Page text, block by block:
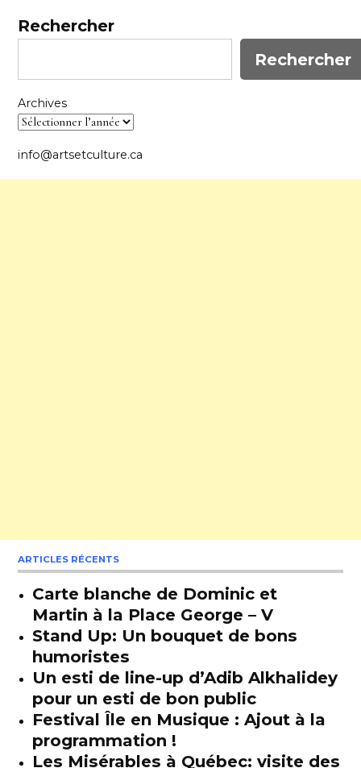
Rechercher
Rechercher
Archives
info@artsetculture.ca
ARTICLES RÉCENTS
Carte blanche de Dominic et
Martin à la Place George – V
Stand Up: Un bouquet de bons
humoristes
Un esti de line-up d’Adib Alkhalidey
pour un esti de bon public
Festival Île en Musique : Ajout à la
programmation !
Les Misérables à Québec: visite des